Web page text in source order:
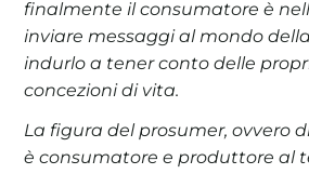
finalmente il consumatore è
inviare messaggi al mondo
indurlo a tener conto delle
concezioni di vita.
La figura del prosumer, ovvero
è consumatore e produttore al